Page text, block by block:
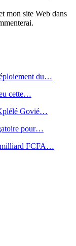
mon site Web dans
du…
cette…
Govié…
pour…
milliard FCFA…